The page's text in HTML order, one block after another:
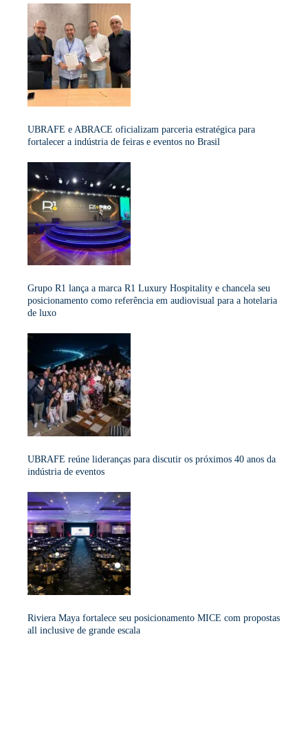
UBRAFE e ABRACE oficializam parceria estratégica para
fortalecer a indústria de feiras e eventos no Brasil
Grupo R1 lança a marca R1 Luxury Hospitality e chancela seu
posicionamento como referência em audiovisual para a hotelaria
de luxo
UBRAFE reúne lideranças para discutir os próximos 40 anos da
indústria de eventos
Riviera Maya fortalece seu posicionamento MICE com propostas
all inclusive de grande escala